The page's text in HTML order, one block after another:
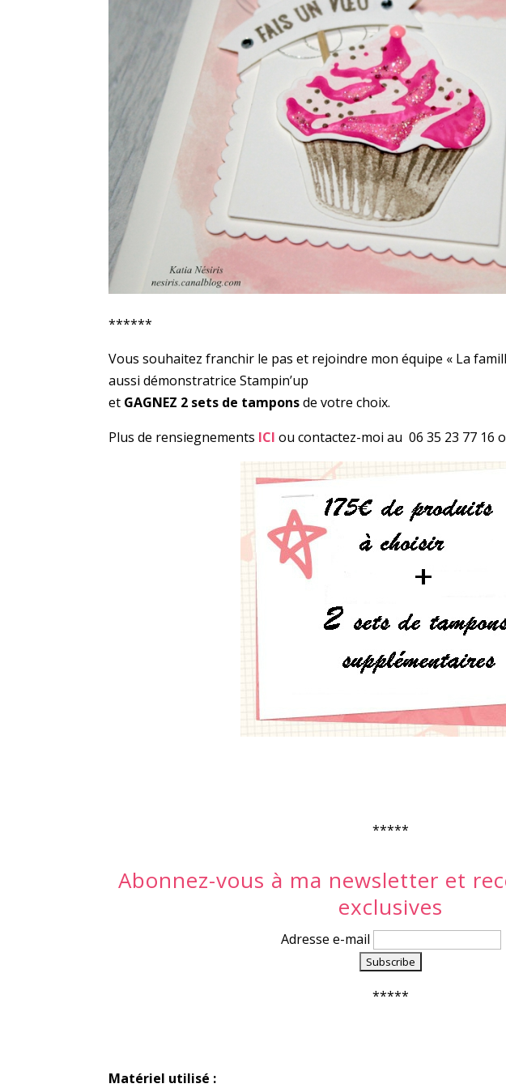
******
Vous souhaitez franchir le pas et rejoindre mon équipe « La
aussi démonstratrice Stampin’up
et GAGNEZ 2 sets de tamponsde votre choix.
Plus de rensiegnements ICI ou contactez-moi au 06 35 23 77 16
*****
Abonnez-vous à ma newsletter et
exclusives
Adresse e-mail
*****
Matériel utilisé :